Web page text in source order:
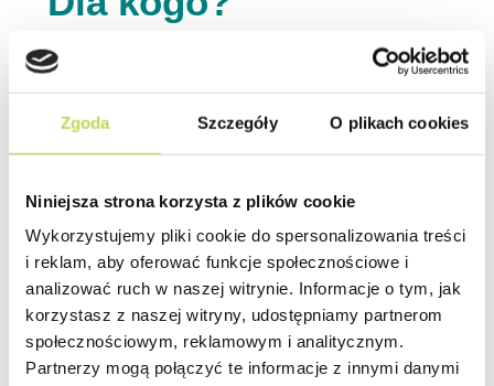
Zgoda Szczegóły O plikach cookies
Niniejsza strona korzysta z plików cookie
Wykorzystujemy pliki cookie do spersonalizowania treści
i reklam, aby oferować funkcje społecznościowe i
analizować ruch w naszej witrynie. Informacje o tym, jak
korzystasz z naszej witryny, udostępniamy partnerom
społecznościowym, reklamowym i analitycznym.
Partnerzy mogą połączyć te informacje z innymi danymi
Dla osób, które chcą:
– wygładzić i odżywić skórę,
– zniwelować jej suchość i szorstkość,
– poprawić wygląd wygojonego tatuażu lub przygotować skórę
na nowe dzieło,
Świadoma
pielęgnacja
Peeling Neba Słodka Brzoskwinka jestwegańskii
nietestowany na zwierzętach